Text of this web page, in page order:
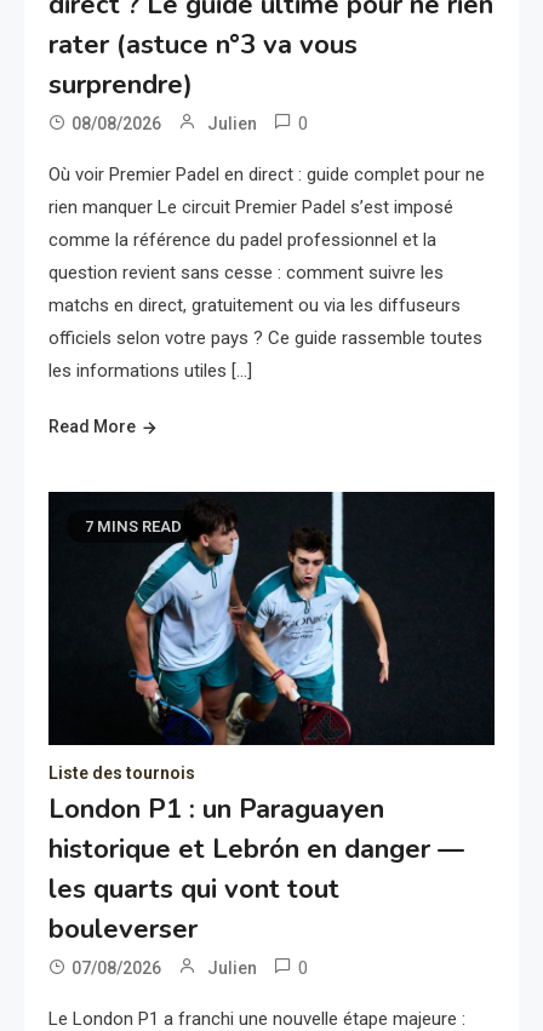
rater (astuce n°3 va vous
surprendre)
08/08/2026 Julien 0
Où voir Premier Padel en direct : guide complet pour ne
rien manquer Le circuit Premier Padel s’est imposé
comme la référence du padel professionnel et la
question revient sans cesse : comment suivre les
matchs en direct, gratuitement ou via les diffuseurs
officiels selon votre pays ? Ce guide rassemble toutes
les informations utiles […]
Read More
7 MINS READ
Liste des tournois
London P1 : un Paraguayen
historique et Lebrón en danger —
les quarts qui vont tout
bouleverser
07/08/2026 Julien 0
Le London P1 a franchi une nouvelle étape majeure :